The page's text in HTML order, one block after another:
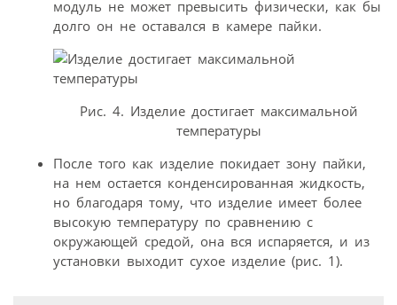
модуль не может превысить физически, как бы
долго он не оставался в камере пайки.
Рис. 4. Изделие достигает максимальной
температуры
После того как изделие покидает зону пайки,
на нем остается конденсированная жидкость,
но благодаря тому, что изделие имеет более
высокую температуру по сравнению с
окружающей средой, она вся испаряется, и из
установки выходит сухое изделие (рис. 1).